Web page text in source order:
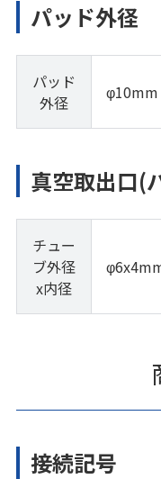
パッド外径
パッド
外径
φ10mm
真空取出口(
チュー
ブ外径
x内径
接続記号